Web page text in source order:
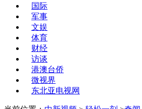
国际
军事
文娱
体育
财经
访谈
港澳台侨
微视界
东北亚电视网